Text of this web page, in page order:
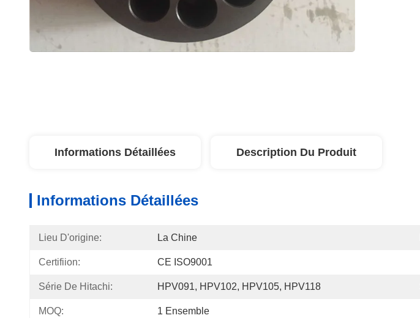
Informations Détaillées Description Du Produit
Informations Détaillées
Lieu D'origine: La Chine
Certifiion: CE ISO9001
Série De Hitachi: HPV091, HPV102, HPV105, HPV118
MOQ: 1 Ensemble